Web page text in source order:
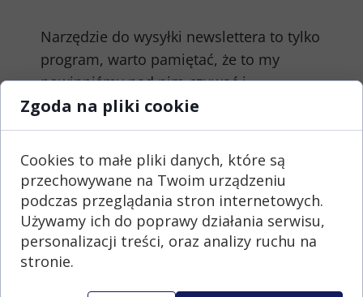
Narzędzie do wysyłki newslettera to tylko
program, warto pamiętać, że to my
powinniśmy nad nim czuwać i
przewidywać więcej. Wysyłać testy do
samej siebie i sprawdzać skoring
antyspamowy wmailtester.com
nasze wiadomości nie trafiały do
folderów spam.
Wycena i formalności - o czym
warto pamiętać?
Wyceniając dane zadania z zakresu email
Zgoda na pliki cookie
Cookies to małe pliki danych, które są
przechowywane na Twoim urządzeniu
podczas przeglądania stron internetowych.
Używamy ich do poprawy działania serwisu,
personalizacji treści, oraz analizy ruchu na
stronie.